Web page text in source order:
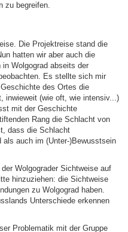
zu begreifen.
Die Projektreise stand die
hatten wir aber auch die
Wolgograd abseits der
Es stellte sich mir
des Ortes die
inwieweit (wie oft, wie intensiv...)
mit der Geschichte
Rang die Schlacht von
dass die Schlacht
auch im (Unter-)Bewusstsein
Wolgograder Sichtweise auf
hinzuziehen: die Sichtweise
zu Wolgograd haben.
Unterschiede erkennen
Problematik mit der Gruppe